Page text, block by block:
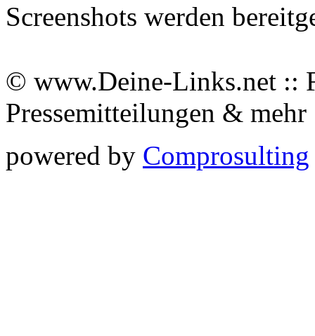
Screenshots werden
© www.Deine-Links.net ::
Pressemitteilungen &
powered by Comprosulting